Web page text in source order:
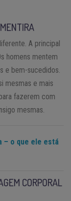
A principal
homens mentem
e bem-sucedidos.
mesmas e mais
fazerem com
mesmas.
– o que ele está
CORPORAL